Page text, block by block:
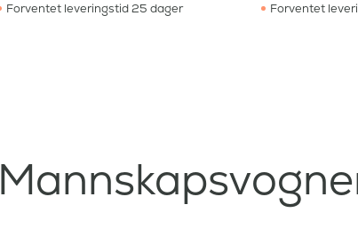
Forventet leveringstid 25 dager Forventet